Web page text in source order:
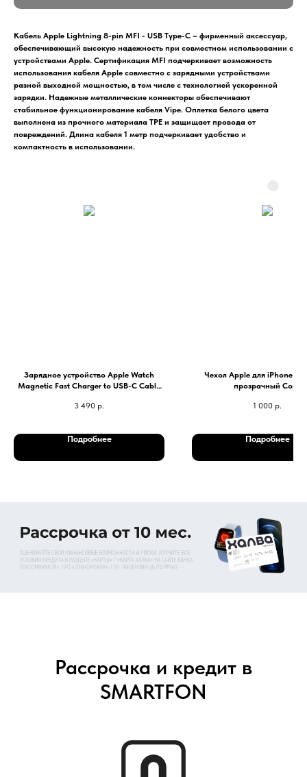
Кабель Apple Lightning 8-pin MFI - USB Type-C – фирменный аксессуар,
обеспечивающий высокую надежность при совместном использовании с
устройствами Apple. Сертификация MFI подчеркивает возможность
использования кабеля Apple совместно с зарядными устройствами
разной выходной мощностью, в том числе с технологией ускоренной
зарядки. Надежные металлические коннекторы обеспечивают
стабильное функционирование кабеля Vipe. Оплетка белого цвета
выполнена из прочного материала TPE и защищает провода от
повреждений. Длина кабеля 1 метр подчеркивает удобство и
компактность в использовании.
Зарядное устройство Apple Watch
Magnetic Fast Charger to USB-C Cable
3 490 р.
Подробнее
Чехол Apple для iPhone
прозрачный Copy
1 000 р.
Подробнее
Рассрочка и кредит в
SMARTFON